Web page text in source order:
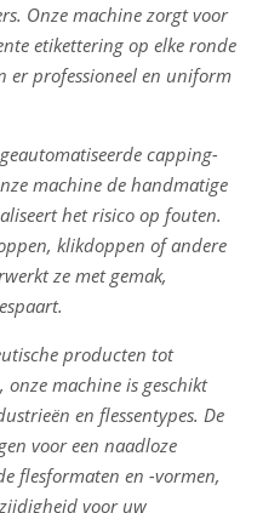
Onze machine zorgt voor
etikettering op elke ronde
er professioneel en uniform
capping-
machine de handmatige
het risico op fouten.
klikdoppen of andere
ze met gemak,
producten tot
machine is geschikt
en flessentypes. De
voor een naadloze
flesformaten en -vormen,
voor uw